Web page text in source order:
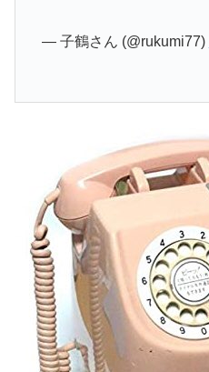
— 子鶴さん (@rukumi77)